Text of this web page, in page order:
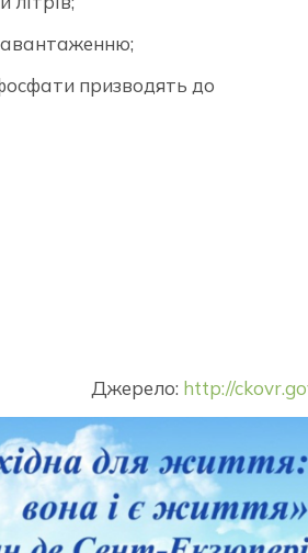
призводять до
Джерело: http://